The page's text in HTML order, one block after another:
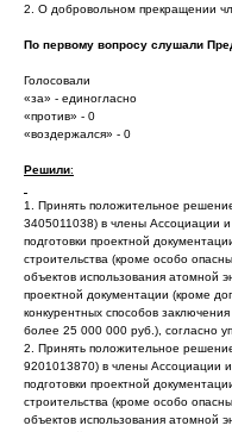
2. О добровольном прекращении
По первому вопросу слушали
Голосовали
«за» - единогласно
«против» - 0
«воздержался» - 0
Решили:
1. Принять положительное
3405011038) в члены Ассоциации
подготовки проектной
строительства (кроме особо
объектов использования атомной
проектной документации (кроме
конкурентных способов
более 25 000 000 руб.), согласно
2. Принять положительное
9201013870) в члены Ассоциации
подготовки проектной
строительства (кроме особо
объектов использования атомной